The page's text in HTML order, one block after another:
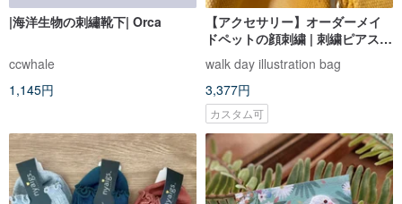
|海洋生物の刺繡靴下| Orca
ccwhale
1,145円
【アクセサリー】オーダーメイ
ドペットの顔刺繍 | 刺繍ピアス・
キーホルダー_ペットの上質似顔
絵グッズ
walk day illustration bag
3,377円
カスタム可